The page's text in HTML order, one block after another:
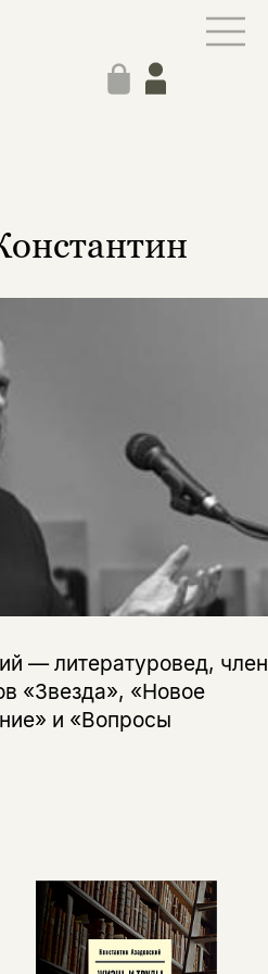
— литературовед, член
«Звезда», «Новое
и «Вопросы